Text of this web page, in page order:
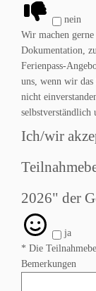
nein
Wir machen
Dokumentation,
Ferienpass-
uns, wenn wir
nicht
selbstverständlich
Ich/wir
2026" der
ja
* Die
Bemerkungen